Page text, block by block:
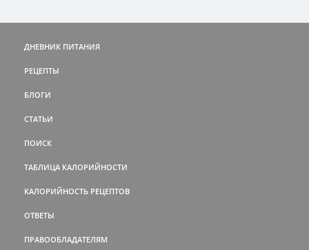
ДНЕВНИК ПИТАНИЯ
РЕЦЕПТЫ
БЛОГИ
СТАТЬИ
ПОИСК
ТАБЛИЦА КАЛОРИЙНОСТИ
КАЛОРИЙНОСТЬ РЕЦЕПТОВ
ОТВЕТЫ
ПРАВООБЛАДАТЕЛЯМ